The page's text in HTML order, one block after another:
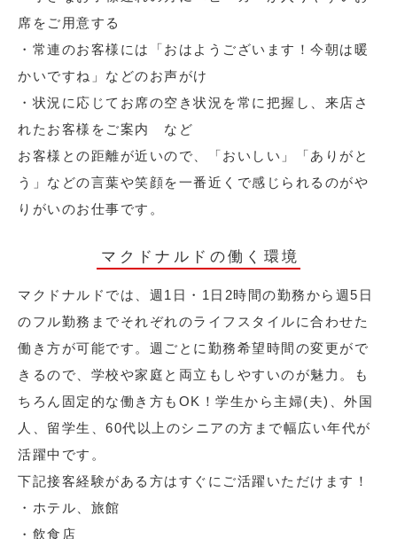
席をご用意する
・常連のお客様には「おはようございます！今朝は暖
かいですね」などのお声がけ
・状況に応じてお席の空き状況を常に把握し、来店さ
れたお客様をご案内 など
お客様との距離が近いので、「おいしい」「ありがと
う」などの言葉や笑顔を一番近くで感じられるのがや
りがいのお仕事です。
マクドナルドの働く環境
マクドナルドでは、週1日・1日2時間の勤務から週5日
のフル勤務までそれぞれのライフスタイルに合わせた
働き方が可能です。週ごとに勤務希望時間の変更がで
きるので、学校や家庭と両立もしやすいのが魅力。も
ちろん固定的な働き方もOK！学生から主婦(夫)、外国
人、留学生、60代以上のシニアの方まで幅広い年代が
活躍中です。
下記接客経験がある方はすぐにご活躍いただけます！
・ホテル、旅館
・飲食店